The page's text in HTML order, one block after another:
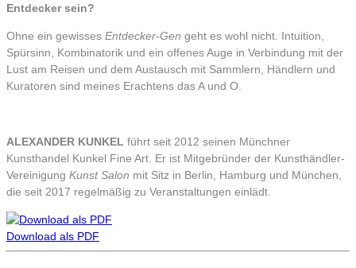
Entdecker sein?
Ohne ein gewisses Entdecker-Gen geht es wohl nicht. Intuition,
Spürsinn, Kombinatorik und ein offenes Auge in Verbindung mit der
Lust am Reisen und dem Austausch mit Sammlern, Händlern und
Kuratoren sind meines Erachtens das A und O.
ALEXANDER KUNKEL führt seit 2012 seinen Münchner
Kunsthandel Kunkel Fine Art. Er ist Mitgebründer der Kunsthändler-
Vereinigung Kunst Salon mit Sitz in Berlin, Hamburg und München,
die seit 2017 regelmäßig zu Veranstaltungen einlädt.
Download als PDF